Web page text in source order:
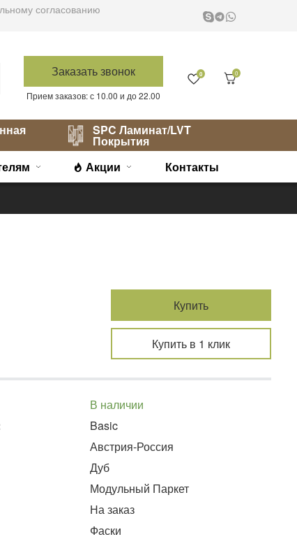
согласованию
Заказать звонок
Прием заказов: с 10.00 и до 22.00
0 0
SPC Ламинат/LVT
Покрытия
Акции Контакты
Купить
Купить в 1 клик
В наличии
Basic
Австрия-Россия
Дуб
Модульный Паркет
На заказ
Фаски